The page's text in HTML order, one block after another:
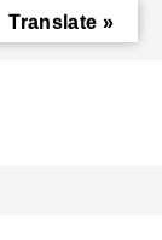
Translate »